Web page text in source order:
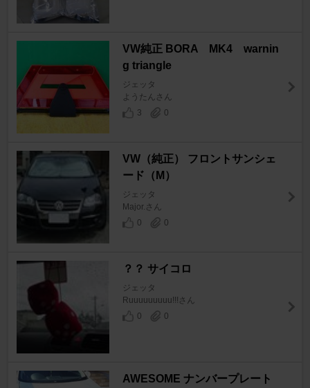
VW純正 BORA MK4 warnin
g triangle
ジェッタ
ようたんさん
3
0
VW（純正） フロントサンシェ
ード（M）
ジェッタ
Major.さん
0
0
？？ サイコロ
ジェッタ
Ruuuuuuuuu!!!さん
0
0
AWESOME ナンバープレート